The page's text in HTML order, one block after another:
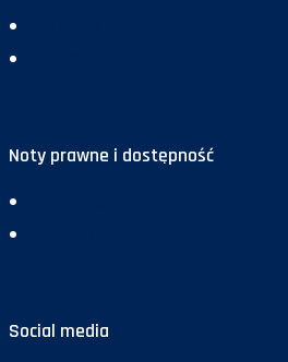
Noty prawne i dostępność
Social media